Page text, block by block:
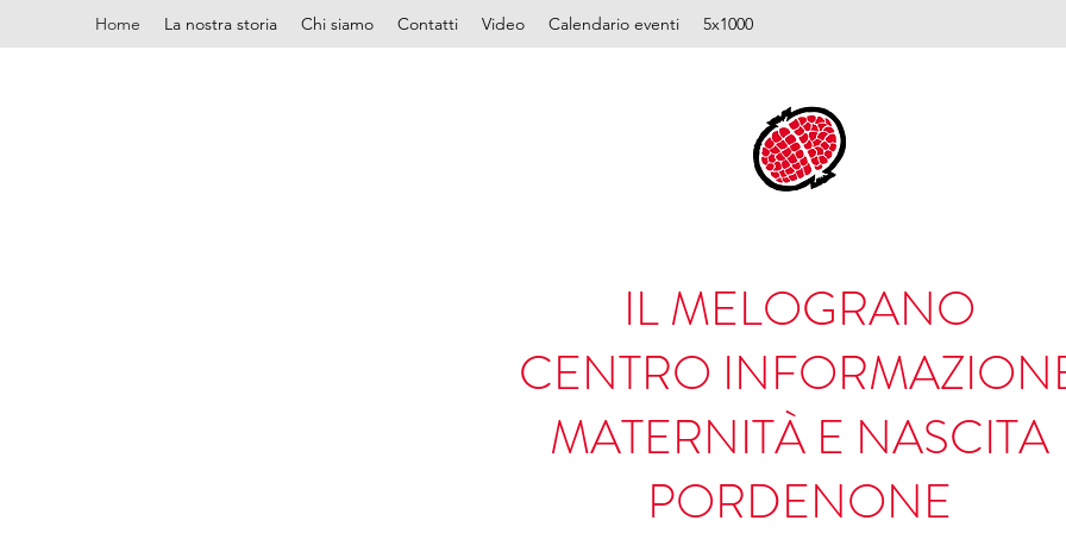
Home La nostra storia Chi siamo Contatti Video Calendario eventi 5x1000
IL MELOGRANO
CENTRO
MATERNITÀ E NASCITA
PORDENONE